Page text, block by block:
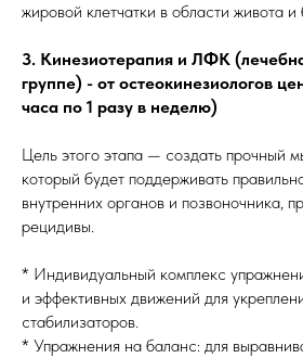
жировой клетчатки в области живота и
3. Кинезиотерапия и ЛФК
группе) - от остеокинезиологов
часа по 1 разу в неделю)
Цель этого этапа — создать прочный
который будет поддерживать
внутренних органов и позвоночника,
рецидивы.
* Индивидуальный комплекс
и эффективных движений для
стабилизаторов.
* Упражнения на баланс: для